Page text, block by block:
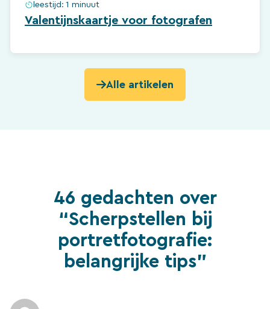
leestijd: 1 minuut
Valentijnskaartje voor fotografen
Alle artikelen
46 gedachten over
“Scherpstellen bij
portretfotografie:
belangrijke tips”